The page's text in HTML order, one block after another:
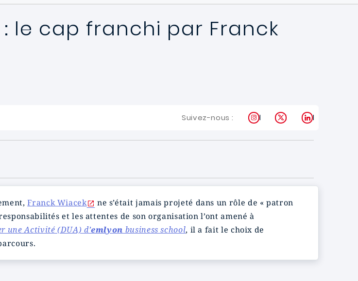
le cap franchi par Franck
Suivez-nous : Instagram
X LinkedIn
Franck Wiacek
ne s’était jamais projeté dans un rôle de « patron
et les attentes de son organisation l’ont amené à
une Activité (DUA) d’emlyon business school, il a fait le choix de